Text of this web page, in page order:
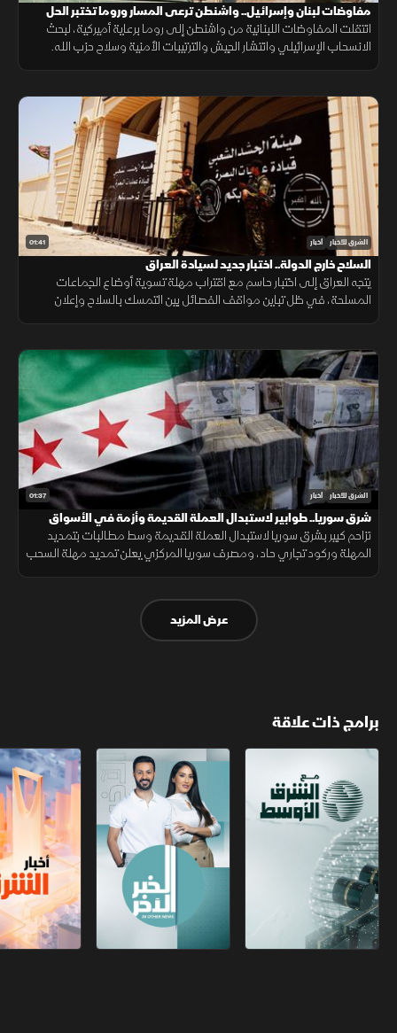
مفاوضات لبنان وإسرائيل.. واشنطن ترعى المسار وروما تختبر الحل
انتقلت المفاوضات اللبنانية من واشنطن إلى روما برعاية أميركية، لبحث
الانسحاب الإسرائيلي وانتشار الجيش والترتيبات الأمنية وسلاح حزب الله.
01:41 الشرق للأخبار أخبار
السلاح خارج الدولة.. اختبار جديد لسيادة العراق
يتجه العراق إلى اختبار حاسم مع اقتراب مهلة تسوية أوضاع الجماعات
المسلحة، في ظل تباين مواقف الفصائل بين التمسك بالسلاح وإعلان
01:37 الشرق للأخبار أخبار
شرق سوريا.. طوابير لاستبدال العملة القديمة وأزمة في الأسواق
تزاحم كبير بشرق سوريا لاستبدال العملة القديمة وسط مطالبات بتمديد
المهلة وركود تجاري حاد، ومصرف سوريا المركزي يعلن تمديد مهلة السحب
عرض المزيد
برامج ذات علاقة
مع الشرق الأوسط الخبر الآخر أخبار الشرق